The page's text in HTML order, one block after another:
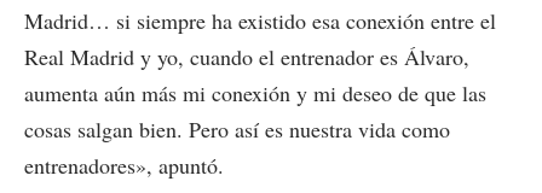
Madrid… si siempre ha existido esa conexión entre el
Real Madrid y yo, cuando el entrenador es Álvaro,
aumenta aún más mi conexión y mi deseo de que las
cosas salgan bien. Pero así es nuestra vida como
entrenadores», apuntó.